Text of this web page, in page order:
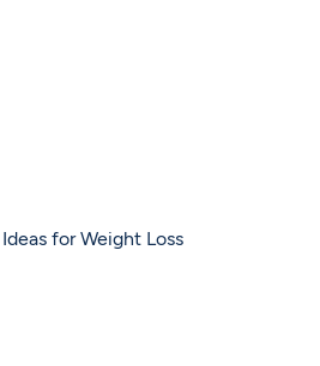
for Weight Loss